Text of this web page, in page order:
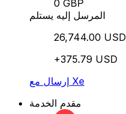
0 GBP
المرسل إليه يستلم
26,744.00 USD
+375.79 USD
إرسال مع Xe
مقدم الخدمة